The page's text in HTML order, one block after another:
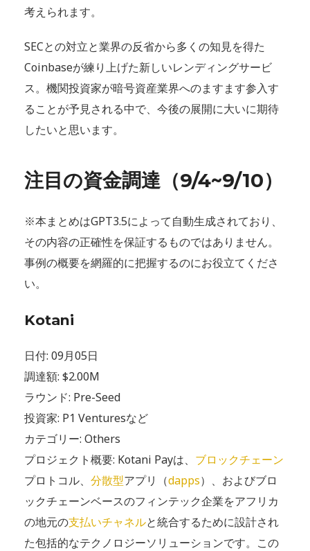
考えられます。
SECとの対立と業界の反省から多くの知見を得た
Coinbaseが練り上げた新しいレンディングサービ
ス。機関投資家が暗号資産業界へのますます参入す
ることが予見される中で、今後の展開に大いに期待
したいと思います。
注目の資金調達（9/4~9/10）
※本まとめはGPT3.5によって自動生成されており、
その内容の正確性を保証するものではありません。
事例の概要を網羅的に把握するのにお役立てくださ
い。
Kotani
日付: 09月05日
調達額: $2.00M
ラウンド: Pre-Seed
投資家: P1 Venturesなど
カテゴリー: Others
プロジェクト概要: Kotani Payは、 ブロックチェーン
プロトコル、 分散型アプリ（dapps）、およびブロ
ックチェーンベースのフィンテック企業をアフリカ
の地元の支払いチャネルと統合するために設計され
た包括的なテクノロジーソリューションです。この